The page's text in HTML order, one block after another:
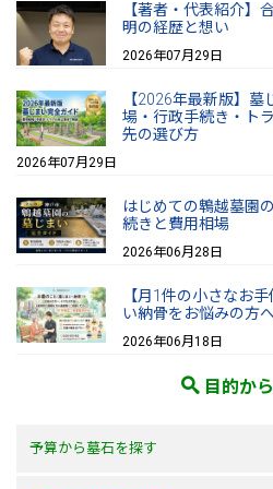
【著者・代表紹介】
明の経歴と想い
2026年07月29日
【2026年最新版】
場・行政手続き・ト
先の選び方
2026年07月29日
はじめての鵯越墓園
続きと費用相場
2026年06月28日
【月1件の小さなお
い納骨をお悩みの方
2026年06月18日
目的か
予算から墓石を探す